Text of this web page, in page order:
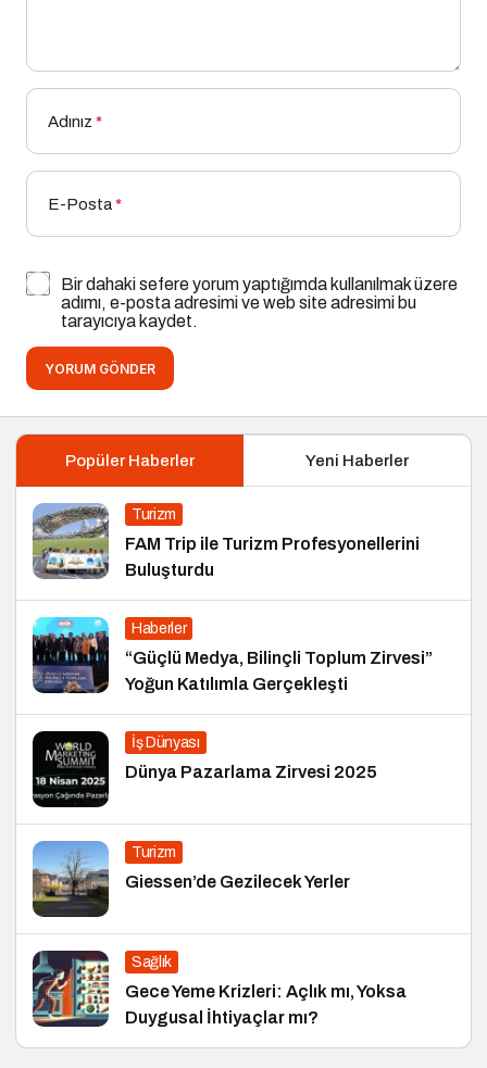
Adınız *
E-Posta*
Bir dahaki sefere yorum yaptığımda kullanılmak üzere
adımı, e-posta adresimi ve web site adresimi bu
tarayıcıya kaydet.
YORUM GÖNDER
Popüler Haberler Yeni Haberler
Turizm
FAM Trip ile Turizm Profesyonellerini
Buluşturdu
Haberler
“Güçlü Medya, Bilinçli Toplum Zirvesi”
Yoğun Katılımla Gerçekleşti
İş Dünyası
Dünya Pazarlama Zirvesi 2025
Turizm
Giessen’de Gezilecek Yerler
Sağlık
Gece Yeme Krizleri: Açlık mı, Yoksa
Duygusal İhtiyaçlar mı?